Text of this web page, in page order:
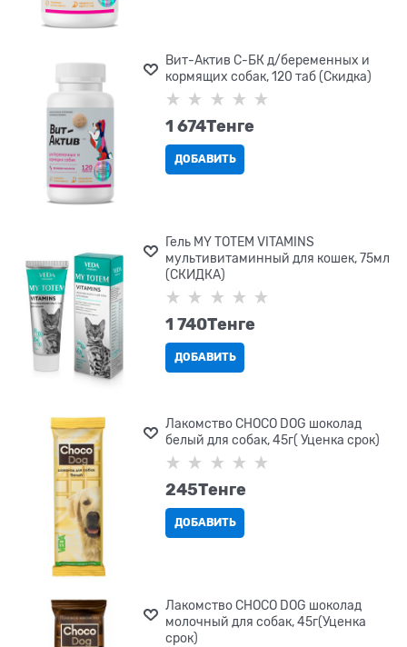
Вит-Актив С-БК д/беременных и
кормящих собак, 120 таб (Скидка)
1 674Tенге
ДОБАВИТЬ
Гель MY TOTEM VITAMINS
мультивитаминный для кошек, 75мл
(СКИДКА)
1 740Tенге
ДОБАВИТЬ
Лакомство CHOCO DOG шоколад
белый для собак, 45г( Уценка срок)
245Tенге
ДОБАВИТЬ
Лакомство CHOCO DOG шоколад
молочный для собак, 45г(Уценка
срок)